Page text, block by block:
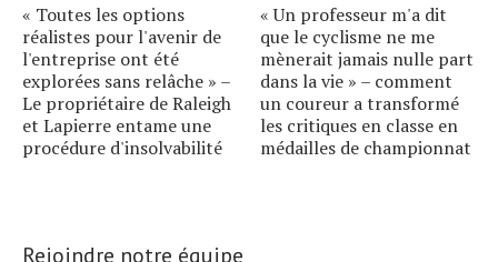
« Toutes les options
réalistes pour l'avenir de
l'entreprise ont été
explorées sans relâche » –
Le propriétaire de Raleigh
et Lapierre entame une
procédure d'insolvabilité
« Un professeur m'a dit
que le cyclisme ne me
mènerait jamais nulle part
dans la vie » – comment
un coureur a transformé
les critiques en classe en
médailles de championnat
Rejoindre notre équipe